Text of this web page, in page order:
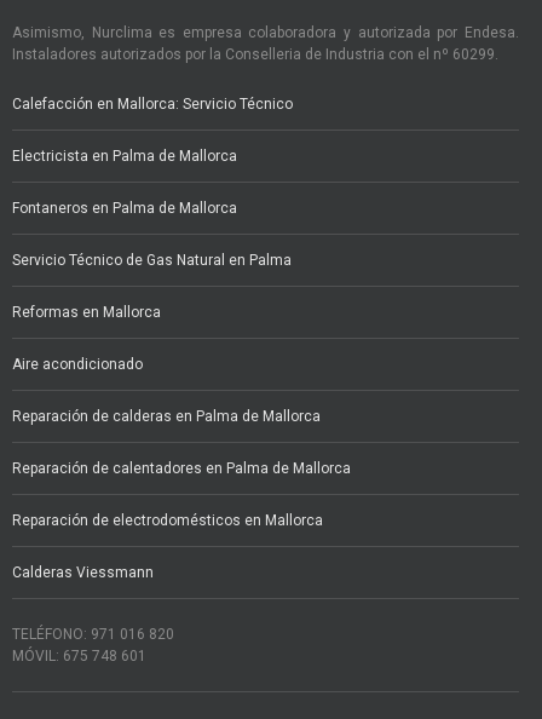
Asimismo, Nurclima es empresa colaboradora y autorizada por Endesa.
Instaladores autorizados por la Conselleria de Industria con el nº 60299.
Calefacción en Mallorca: Servicio Técnico
Electricista en Palma de Mallorca
Fontaneros en Palma de Mallorca
Servicio Técnico de Gas Natural en Palma
Reformas en Mallorca
Aire acondicionado
Reparación de calderas en Palma de Mallorca
Reparación de calentadores en Palma de Mallorca
Reparación de electrodomésticos en Mallorca
Calderas Viessmann
TELÉFONO: 971 016 820
MÓVIL: 675 748 601